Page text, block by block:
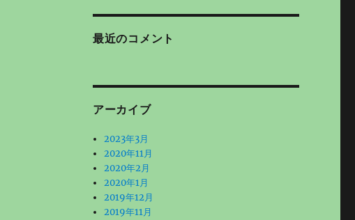
最近のコメント
アーカイブ
2023年3月
2020年11月
2020年2月
2020年1月
2019年12月
2019年11月